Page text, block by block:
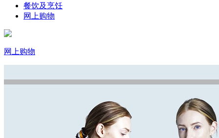
餐饮及烹饪
网上购物
网上购物